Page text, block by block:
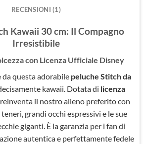
RECENSIONI (1)
Kawaii 30 cm: Il Compagno
Irresistibile
con Licenza Ufficiale Disney
da questa adorabile peluche Stitch da
kawaii. Dotata di licenza
reinventa il nostro alieno preferito con
grandi occhi espressivi e le sue
giganti. È la garanzia per i fan di
autentica e perfettamente fedele